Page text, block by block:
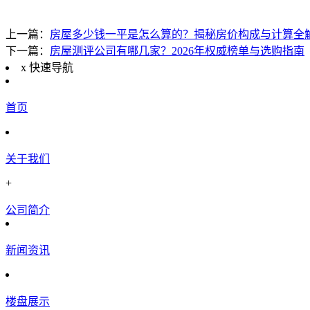
上一篇： 房屋多少钱一平是怎么算的？揭秘房价构成与计算全
下一篇： 房屋测评公司有哪几家？2026年权威榜单与选购指南
x 快速导航
首页
关于我们
+
公司简介
新闻资讯
楼盘展示